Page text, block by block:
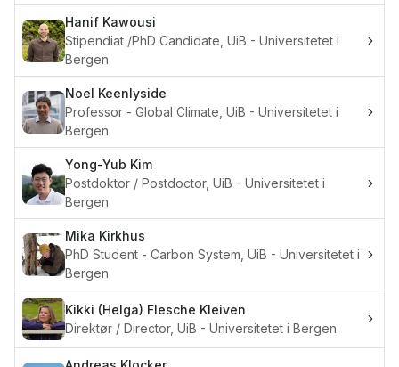
Hanif Kawousi
Stipendiat /PhD Candidate, UiB - Universitetet i
Bergen
Noel Keenlyside
Professor - Global Climate, UiB - Universitetet i
Bergen
Yong-Yub Kim
Postdoktor / Postdoctor, UiB - Universitetet i
Bergen
Mika Kirkhus
PhD Student - Carbon System, UiB - Universitetet i
Bergen
Kikki (Helga) Flesche Kleiven
Direktør / Director, UiB - Universitetet i Bergen